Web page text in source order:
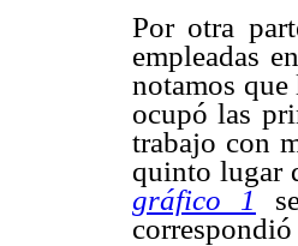
Por otra
empleadas
notamos
ocupó las
trabajo con
quinto lugar
gráfico 1
correspondió